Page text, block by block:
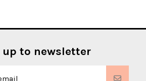
up to newsletter